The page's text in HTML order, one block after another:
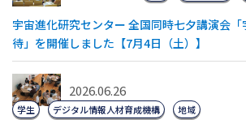
宇宙進化研究センター 全国同時七夕講演会「
待」を開催しました【7月4日（土）】
2026.06.26
学生 デジタル情報人材育成機構 地域